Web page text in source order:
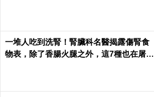
一堆人吃到洗腎！腎臟科名醫揭露傷腎食
物表，除了香腸火腿之外，這7種也在屠殺